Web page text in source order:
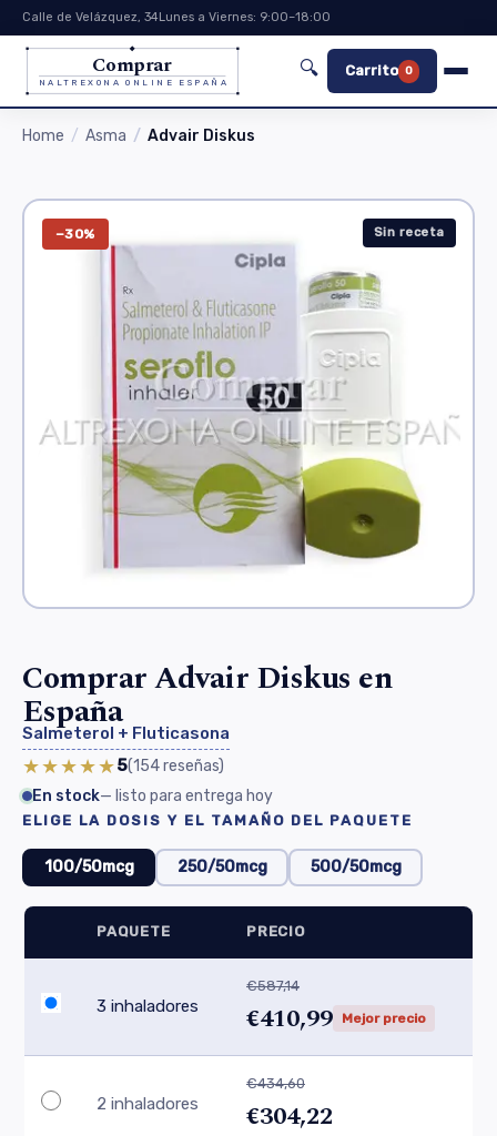
Calle de Velázquez, 34Lunes a Viernes: 9:00–18:00
Comprar
NALTREXONA ONLINE ESPAÑA
🔍 Carrito 0
Home Asma Advair Diskus
−30% Sin receta
Comprar Advair Diskus en
España
Salmeterol + Fluticasona
★★★★★5(154reseñas)
En stock— listo para entrega hoy
ELIGE LA DOSIS Y EL TAMAÑO DEL PAQUETE
100/50mcg 250/50mcg 500/50mcg
PAQUETE PRECIO
3 inhaladores
€587,14
€410,99 Mejor precio
2 inhaladores
€434,60
€304,22